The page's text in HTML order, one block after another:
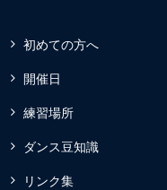
初めての方へ
開催日
練習場所
ダンス豆知識
リンク集